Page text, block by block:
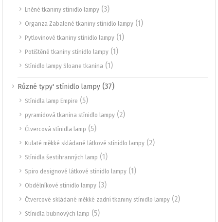
Lněné tkaniny stínidlo lampy (3)
Organza Zabalené tkaniny stínidlo lampy (1)
Pytlovinové tkaniny stínidlo lampy (1)
Potištěné tkaniny stínidlo lampy (1)
Stínidlo lampy Sloane tkanina (1)
Různé typy' stínidlo lampy (37)
Stínidla lamp Empire (5)
pyramidová tkanina stínidlo lampy (2)
Čtvercová stínidla lamp (5)
Kulaté měkké skládané látkové stínidlo lampy (2)
Stínidla šestihranných lamp (1)
Spiro designové látkové stínidlo lampy (1)
Obdélníkové stínidlo lampy (3)
Čtvercové skládané měkké zadní tkaniny stínidlo lampy (2)
Stínidla bubnových lamp (5)